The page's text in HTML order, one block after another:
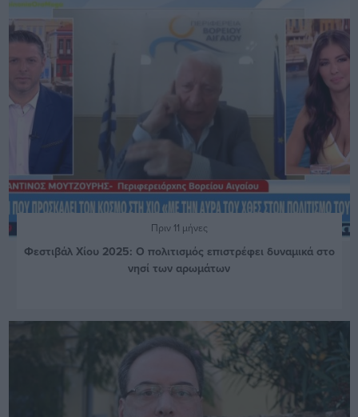
Πριν 11 μήνες
Φεστιβάλ Χίου 2025: Ο πολιτισμός επιστρέφει δυναμικά στο
νησί των αρωμάτων